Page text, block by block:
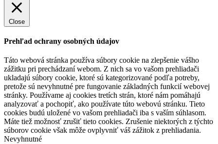
Close
Prehľad ochrany osobných údajov
Táto webová stránka používa súbory cookie na zlepšenie vášho
zážitku pri prechádzaní webom. Z nich sa vo vašom prehliadači
ukladajú súbory cookie, ktoré sú kategorizované podľa potreby,
pretože sú nevyhnutné pre fungovanie základných funkcií webovej
stránky. Používame aj cookies tretích strán, ktoré nám pomáhajú
analyzovať a pochopiť, ako používate túto webovú stránku. Tieto
cookies budú uložené vo vašom prehliadači iba s vaším súhlasom.
Máte tiež možnosť zrušiť tieto cookies. Zrušenie niektorých z týchto
súborov cookie však môže ovplyvniť váš zážitok z prehliadania.
Nevyhnutné